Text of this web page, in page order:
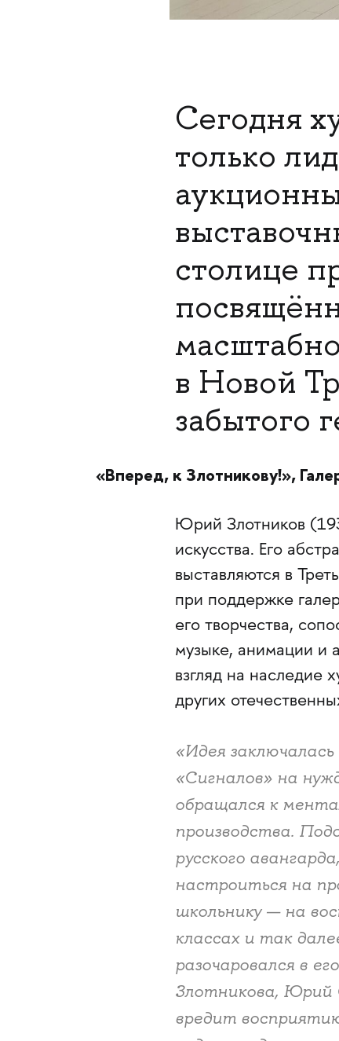
Сегодня
только
столице
в Новой
забытого
«Вперед, к Злотникову!»,
Юрий Злотников
искусства. Его
выставляются в
при поддержке
его творчества,
музыке, анимации и
взгляд на наследие
других
«Идея
«Сигналов» на
обращался к
производства.
русского
настроиться на
школьнику — на
классах и так
разочаровался в
Злотникова, Юрий
вредит